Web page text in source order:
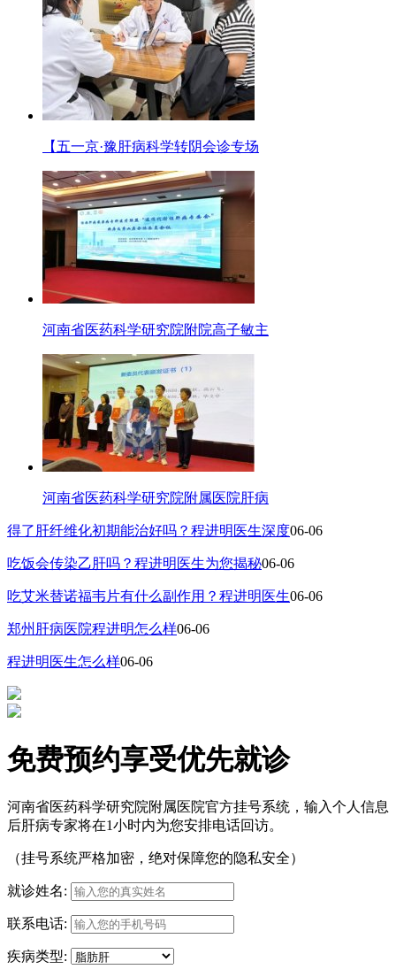
【五一京·豫肝病科学转阴会诊专场
河南省医药科学研究院附院高子敏主
河南省医药科学研究院附属医院肝病
得了肝纤维化初期能治好吗？程进明医生深度06-06
吃饭会传染乙肝吗？程进明医生为您揭秘06-06
吃艾米替诺福韦片有什么副作用？程进明医生06-06
郑州肝病医院程进明怎么样06-06
程进明医生怎么样06-06
免费预约享受优先就诊
河南省医药科学研究院附属医院官方挂号系统，输入个人信息
后肝病专家将在1小时内为您安排电话回访。
（挂号系统严格加密，绝对保障您的隐私安全）
就诊姓名:
联系电话:
疾病类型: